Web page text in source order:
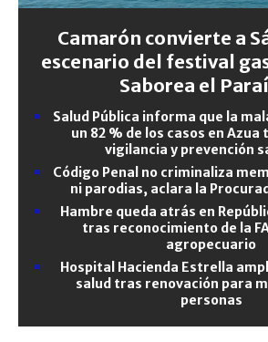
Camarón convierte a
escenario del festival
Saborea el
Salud Pública informa que la
un 82 % de los casos en
vigilancia y prevención
Código Penal no criminaliza
ni parodias, aclara la
Hambre queda atrás en
tras reconocimiento de la
agropecuario
Hospital Hacienda Estrella
salud tras renovación para
personas